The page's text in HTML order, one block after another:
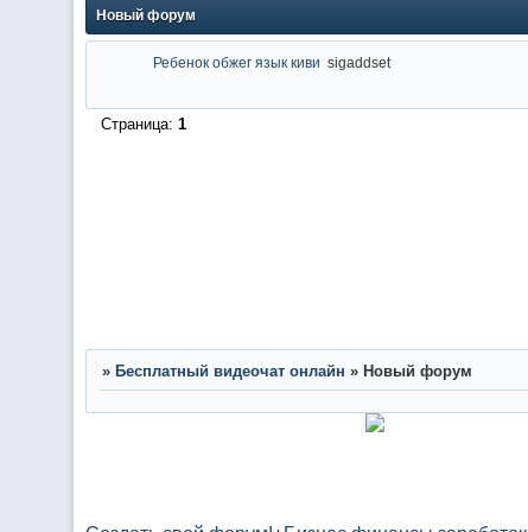
Новый форум
Ребенок обжег язык киви sigaddset
Страница: 1
» Бесплатный видеочат онлайн » Новый форум